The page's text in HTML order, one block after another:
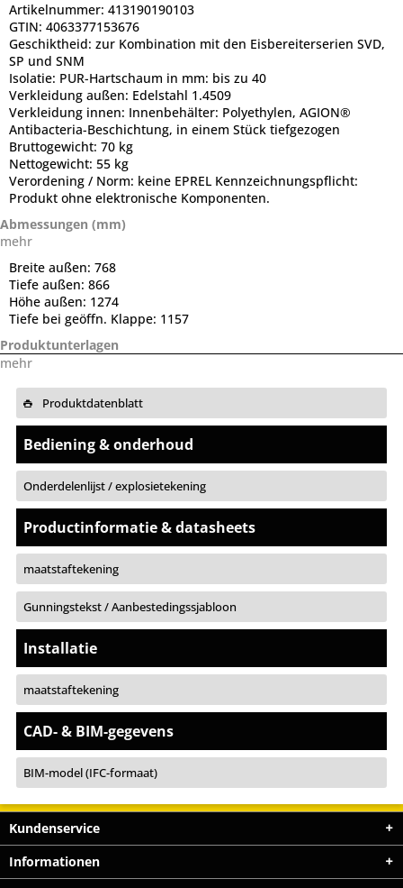
Artikelnummer: 413190190103
GTIN: 4063377153676
Geschiktheid: zur Kombination mit den Eisbereiterserien SVD,
SP und SNM
Isolatie: PUR-Hartschaum in mm: bis zu 40
Verkleidung außen: Edelstahl 1.4509
Verkleidung innen: Innenbehälter: Polyethylen, AGION®
Antibacteria-Beschichtung, in einem Stück tiefgezogen
Bruttogewicht: 70 kg
Nettogewicht: 55 kg
Verordening / Norm: keine EPREL Kennzeichnungspflicht:
Produkt ohne elektronische Komponenten.
Abmessungen (mm)
mehr
Breite außen: 768
Tiefe außen: 866
Höhe außen: 1274
Tiefe bei geöffn. Klappe: 1157
Produktunterlagen
mehr
Produktdatenblatt
Bediening & onderhoud
Onderdelenlijst / explosietekening
Productinformatie & datasheets
maatstaftekening
Gunningstekst / Aanbestedingssjabloon
Installatie
maatstaftekening
CAD- & BIM-gegevens
BIM-model (IFC-formaat)
Kundenservice
Informationen